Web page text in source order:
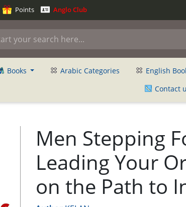
Points Anglo Club
Books Arabic Categories English
Contact
Men Stepping
Leading Your
on the Path to